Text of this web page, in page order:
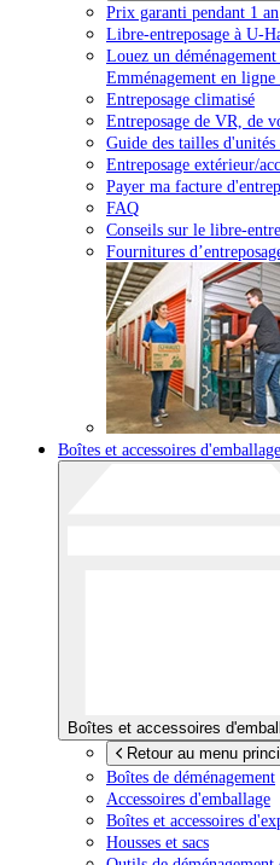
Prix garanti pendant 1 an
Libre-entreposage à U-
Louez un
Emménagement en
Entreposage climatisé
Entreposage de VR, de
Guide des tailles
Entreposage extérieur/
Payer ma facture
FAQ
Conseils sur le libre-
Fournitures
Boîtes et accessoires d'emballage
Boîtes et accessoires
Retour au menu
Boîtes de déménagement
Accessoires d'emballage
Boîtes et accessoires
Housses et sacs